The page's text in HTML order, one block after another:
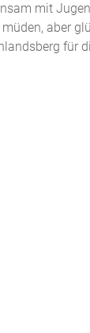
mit
aber
für